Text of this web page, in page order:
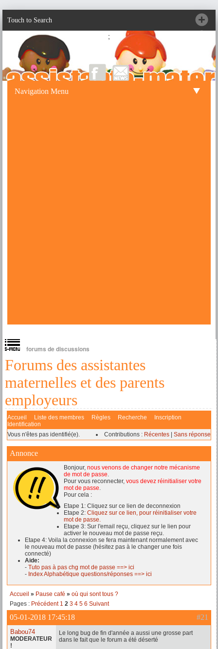
Touch to Search
;
Navigation Menu
forums de discussions
Forums des assistantes
maternelles et des parents
employeurs
Accueil Liste des membres Règles Recherche
Inscription
Identification
Vous n'êtes pas identifié(e).
Contributions : Récentes Sans réponse
Annonce
Bonjour, nous venons de changer notre mécanisme
de mot de passe.
Pour vous reconnecter, vous devez réinitialiser votre
mot de passe.
Pour cela :
Etape 1: Cliquez sur ce lien de deconnexion
Etape 2: Cliquez sur ce lien, pour réinitialiser votre
mot de passe.
Etape 3: Sur l'email reçu, cliquez sur le lien pour
activer le nouveau mot de passe reçu.
Etape 4: Voila la connexion se fera maintenant normalement avec
le nouveau mot de passe (hésitez pas à le changer une fois
connecté)
Aide:
- Tuto pas à pas chg mot de passe ==> ici
- Index Alphabétique questions/réponses ==> ici
Accueil » Pause café » où qui sont tous ?
Pages : Précédent 1 2 3 4 5 6 Suivant
#21
05-01-2018 17:45:18
Babou74
MODERATEUR
!
Le long bug de fin d'année a aussi une grosse part
dans le fait que le forum a été déserté